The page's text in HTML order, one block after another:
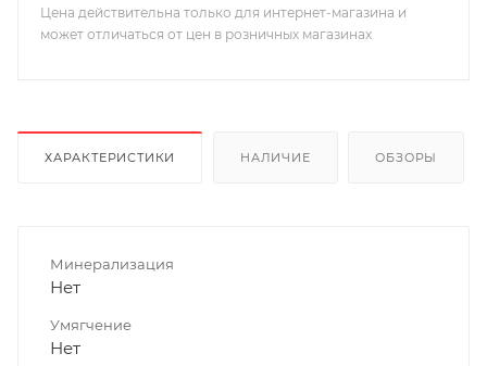
Цена действительна только для интернет-магазина и
может отличаться от цен в розничных магазинах
ХАРАКТЕРИСТИКИ НАЛИЧИЕ ОБЗОРЫ
Минерализация
Нет
Умягчение
Нет